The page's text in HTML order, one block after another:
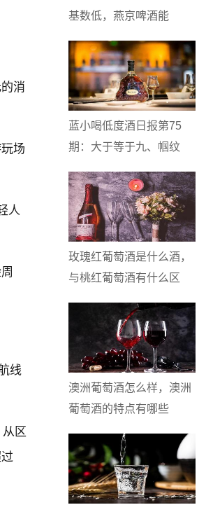
消
场
人
线
区
基数低，燕京啤酒能
蓝小喝低度酒日报第75
期：大于等于九、帼纹
玫瑰红葡萄酒是什么酒，
与桃红葡萄酒有什么区
澳洲葡萄酒怎么样，澳洲
葡萄酒的特点有哪些